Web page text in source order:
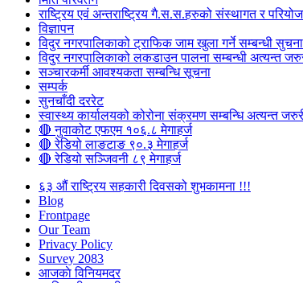
राष्ट्रिय एवं अन्तराष्ट्रिय गै.स.स.हरुको संस्थागत र
विज्ञापन
विदुर नगरपालिकाको ट्राफिक जाम खुला गर्ने सम्बन्धी
विदुर नगरपालिकाको लकडाउन पालना सम्बन्धी अत्यन्त
सञ्चारकर्मी आवश्यकता सम्बन्धि सूचना
सम्पर्क
सुनचाँदी दररेट
स्वास्थ्य कार्यालयको कोरोना संक्रमण सम्बन्धि अत्यन्त
🔴 नुवाकोट एफएम १०६.८ मेगाहर्ज
🔴 रेडियो लाङटाङ ९०.३ मेगाहर्ज
🔴 रेडियो सञ्जिवनी ८९ मेगाहर्ज
६३ औं राष्ट्रिय सहकारी दिवसको शुभकामना !!!
Blog
Frontpage
Our Team
Privacy Policy
Survey 2083
आजकाे विनियमदर